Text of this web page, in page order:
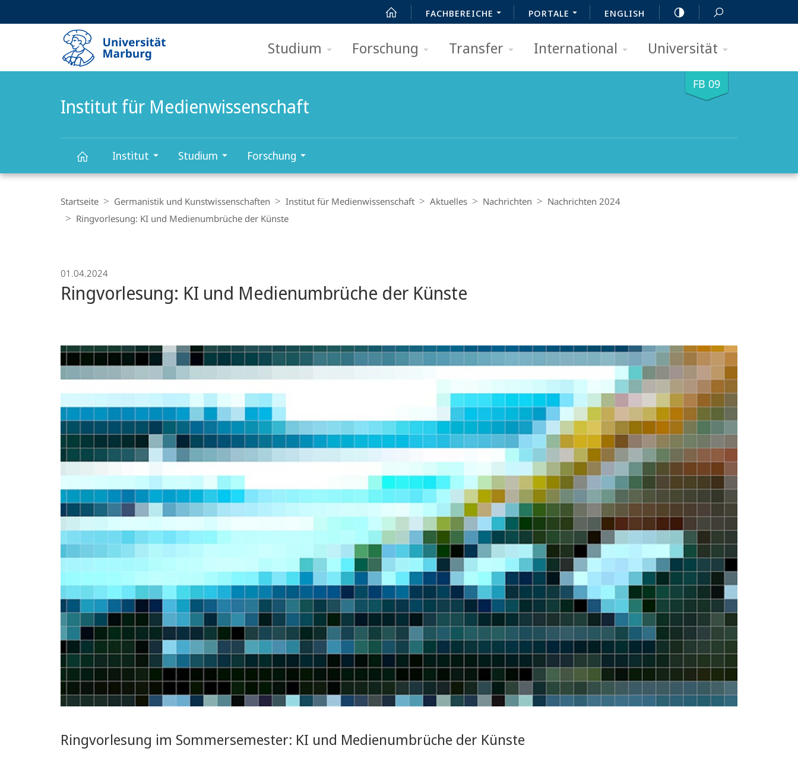
FACHBEREICHE PORTALE ENGLISH
Studium Forschung Transfer International Universität
FB 09
Institut für Medienwissenschaft
für
Institut Studium Forschung
Navigation
Startseite Germanistik und Kunstwissenschaften Institut für Medienwissenschaft Aktuelles Nachrichten
Nachrichten 2024
Ringvorlesung: KI und Medienumbrüche der Künste
01.04.2024
Ringvorlesung: KI und Medienumbrüche der Künste
Ringvorlesung im Sommersemester: KI und Medienumbrüche der Künste